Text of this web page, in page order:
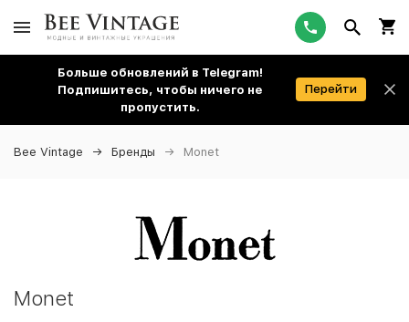
Больше обновлений в Telegram!
Подпишитесь, чтобы ничего не
пропустить.
Перейти
Bee Vintage Бренды Monet
Monet